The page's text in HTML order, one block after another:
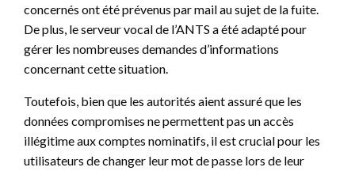
concernés ont été prévenus par mail au sujet de la fuite.
De plus, le serveur vocal de l’ANTS a été adapté pour
gérer les nombreuses demandes d’informations
concernant cette situation.
Toutefois, bien que les autorités aient assuré que les
données compromises ne permettent pas un accès
illégitime aux comptes nominatifs, il est crucial pour les
utilisateurs de changer leur mot de passe lors de leur